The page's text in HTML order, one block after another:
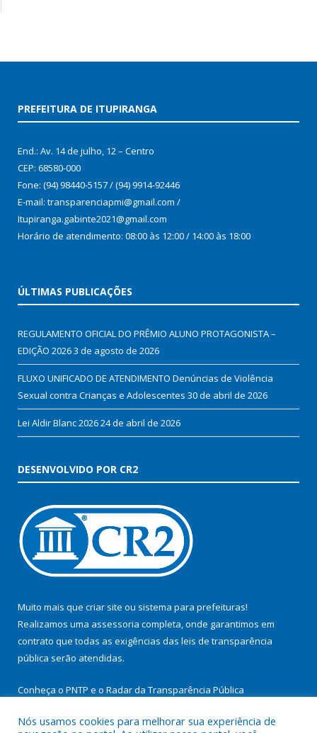
PREFEITURA DE ITUPIRANGA
End.: Av. 14 de julho, 12 – Centro
CEP: 68580-000
Fone: (94) 98440-5157 / (94) 9914-92446
E-mail: transparenciapmi@gmail.com /
Itupiranga.gabinte2021@gmail.com
Horário de atendimento: 08:00 às 12:00 / 14:00 às 18:00
ÚLTIMAS PUBLICAÇÕES
REGULAMENTO OFICIAL DO PRÊMIO ALUNO PROTAGONISTA –
EDIÇÃO 20263 de agosto de 2026
FLUXO UNIFICADO DE ATENDIMENTO Denúncias de Violência
Sexual contra Crianças e Adolescentes 30 de abril de 2026
Lei Aldir Blanc 202624 de abril de 2026
DESENVOLVIDO POR CR2
Muito mais que criar site ou sistema para prefeituras!
Realizamos uma assessoria completa, onde garantimos em
contrato que todas as exigências das leis de transparência
pública serão atendidas.
Conheça o PNTP e o Radar da Transparência Pública
Nós usamos cookies para melhorar sua experiência de